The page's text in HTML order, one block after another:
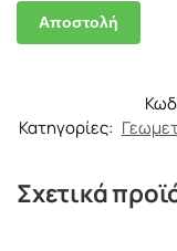
Κατηγορίες:
Σχετικά